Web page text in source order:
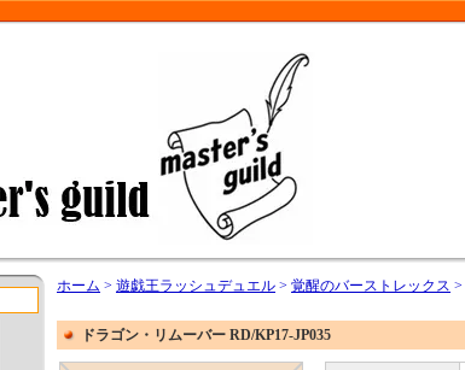
ホーム > 遊戯王ラッシュデュエル > 覚醒のバーストレックス >
ドラゴン・リムーバー RD/KP17-JP035